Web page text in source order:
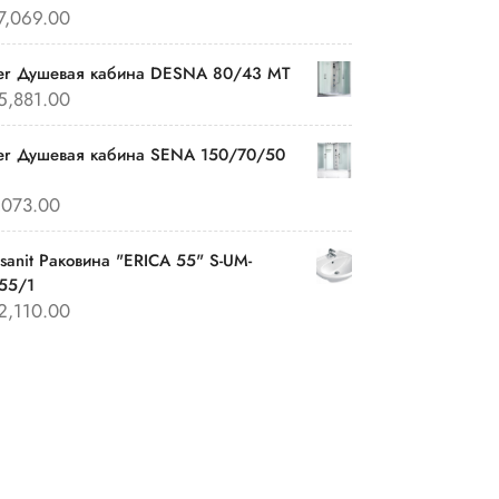
Душевая кабина DESNA 80/43 MT
Душевая кабина SENA 150/70/50
Раковина "ERICA 55" S-UM-
1